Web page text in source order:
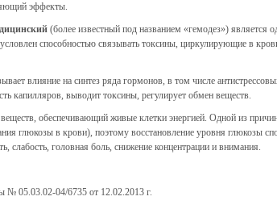
эффекты.
(более известный под названием «гемодез») является
способностью связывать токсины, циркулирующие в
влияние на синтез ряда гормонов, в том числе
капилляров, выводит токсины, регулирует обмен веществ.
обеспечивающий живые клетки энергией. Одной из
глюкозы в крови), поэтому восстановление уровня глюкозы
слабость, головная боль, снижение концентрации и внимания.
№ 05.03.02-04/6735 от 12.02.2013 г.